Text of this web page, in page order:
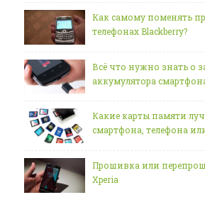
Как самому поменять
телефонах Blackberry?
Всё что нужно знать о
аккумулятора
Какие карты памяти
смартфона, телефона
Прошивка или
Xperia